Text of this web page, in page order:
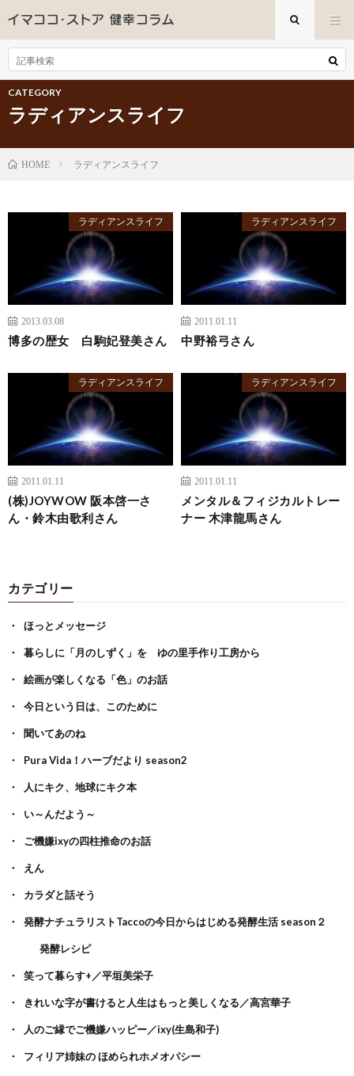
CATEGORY
ラディアンスライフ
HOME ラディアンスライフ
ラディアンスライフ
2013.03.08
博多の歴女 白駒妃登美さん
ラディアンスライフ
2011.01.11
中野裕弓さん
ラディアンスライフ
2011.01.11
(株)JOYWOW 阪本啓一さ
ん・鈴木由歌利さん
ラディアンスライフ
2011.01.11
メンタル＆フィジカルトレー
ナー 木津龍馬さん
カテゴリー
ほっとメッセージ
暮らしに「月のしずく」を ゆの里手作り工房から
絵画が楽しくなる「色」のお話
今日という日は、このために
聞いてあのね
Pura Vida！ハーブだより season2
人にキク、地球にキク本
い～んだよう～
ご機嫌ixyの四柱推命のお話
えん
カラダと話そう
発酵ナチュラリストTaccoの今日からはじめる発酵生活 season２
発酵レシピ
笑って暮らす+／平垣美栄子
きれいな字が書けると人生はもっと美しくなる／高宮華子
人のご縁でご機嫌ハッピー／ixy(生島和子)
フィリア姉妹の ほめられホメオパシー